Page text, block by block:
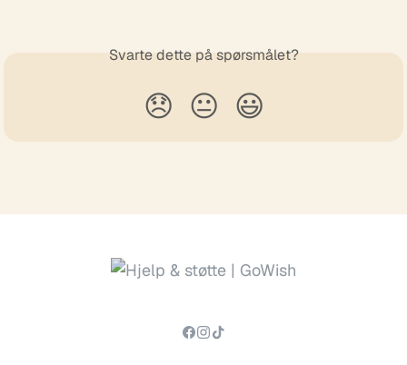
Svarte dette på spørsmålet?
😞 😐 😃